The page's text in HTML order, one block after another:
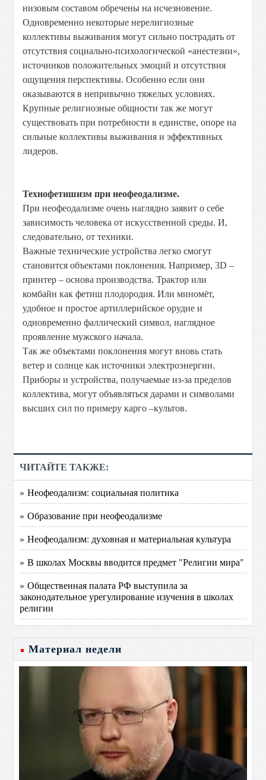
низовым составом обречены на исчезновение.
Одновременно некоторые нерелигиозные
коллективы выживания могут сильно пострадать от
отсутствия социально-психологической «анестезии»,
источников положительных эмоций и отсутствия
ощущения перспективы. Особенно если они
оказываются в непривычно тяжелых условиях.
Крупные религиозные общности так же могут
существовать при потребности в единстве, опоре на
сильные коллективы выживания и эффективных
лидеров.
Технофетишизм при неофеодализме.
При неофеодализме очень наглядно заявит о себе
зависимость человека от искусственной среды. И,
следовательно, от техники.
Важные технические устройства легко смогут
становится объектами поклонения. Например, 3D –
принтер – основа производства. Трактор или
комбайн как фетиш плодородия. Или миномёт,
удобное и простое артиллерийское орудие и
одновременно фаллический символ, наглядное
проявление мужского начала.
Так же объектами поклонения могут вновь стать
ветер и солнце как источники электроэнергии.
Приборы и устройства, получаемые из-за пределов
коллектива, могут объявляться дарами и символами
высших сил по примеру карго –культов.
ЧИТАЙТЕ ТАКЖЕ:
» Неофеодализм: социальная политика
» Образование при неофеодализме
» Неофеодализм: духовная и материальная культура
» В школах Москвы вводится предмет "Религии мира"
» Общественная палата РФ выступила за
законодательное урегулирование изучения в школах
религии
Материал недели